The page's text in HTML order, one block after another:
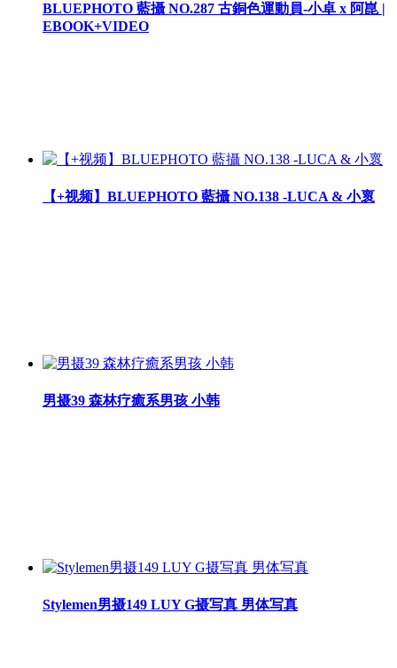
BLUEPHOTO 藍攝 NO.287 古銅色運動員-小卓 x 阿崑 |
EBOOK+VIDEO
【+视频】BLUEPHOTO 藍攝 NO.138 -LUCA & 小褱
男摄39 森林疗癒系男孩 小韩
Stylemen男摄149 LUY G摄写真 男体写真